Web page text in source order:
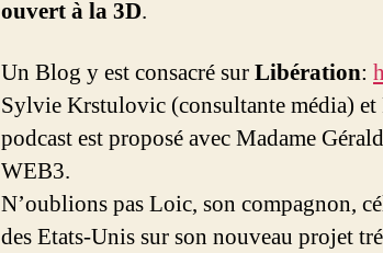
ouvert à la 3D.
Un Blog y est consacré surLibération:
Sylvie Krstulovic (consultante média)
podcast est proposé avec Madame
WEB3.
N’oublions pas Loic, son compagnon,
des Etats-Unis sur son nouveau projet